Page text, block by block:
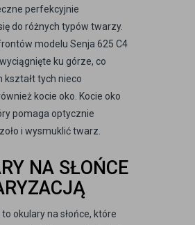
perfekcyjnie
do różnych typów twarzy.
modelu Senja 625 C4
ku górze, co
kształt tych nieco
kocie oko. Kocie oko
pomaga optycznie
i wysmuklić twarz.
NA SŁOŃCE
okulary na słońce, które